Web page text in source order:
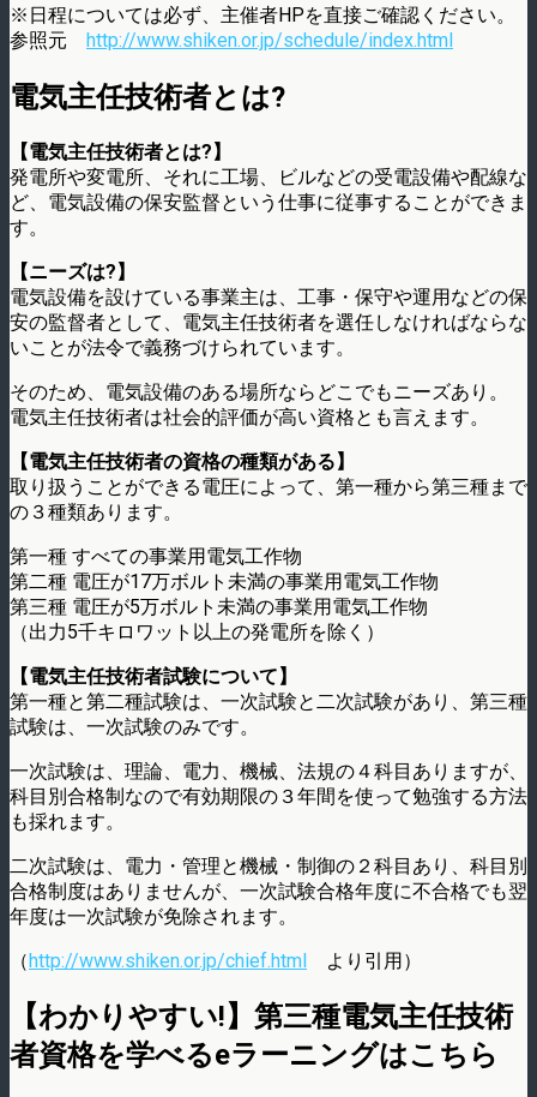
※日程については必ず、主催者HPを直接ご確認ください。
参照元 http://www.shiken.or.jp/schedule/index.html
電気主任技術者とは?
【電気主任技術者とは?】
発電所や変電所、それに工場、ビルなどの受電設備や配線な
ど、電気設備の保安監督という仕事に従事することができま
す。
【ニーズは?】
電気設備を設けている事業主は、工事・保守や運用などの保
安の監督者として、電気主任技術者を選任しなければならな
いことが法令で義務づけられています。
そのため、電気設備のある場所ならどこでもニーズあり。
電気主任技術者は社会的評価が高い資格とも言えます。
【電気主任技術者の資格の種類がある】
取り扱うことができる電圧によって、第一種から第三種まで
の３種類あります。
第一種 すべての事業用電気工作物
第二種 電圧が17万ボルト未満の事業用電気工作物
第三種 電圧が5万ボルト未満の事業用電気工作物
（出力5千キロワット以上の発電所を除く）
【電気主任技術者試験について】
第一種と第二種試験は、一次試験と二次試験があり、第三種
試験は、一次試験のみです。
一次試験は、理論、電力、機械、法規の４科目ありますが、
科目別合格制なので有効期限の３年間を使って勉強する方法
も採れます。
二次試験は、電力・管理と機械・制御の２科目あり、科目別
合格制度はありませんが、一次試験合格年度に不合格でも翌
年度は一次試験が免除されます。
（http://www.shiken.or.jp/chief.html より引用）
【わかりやすい!】第三種電気主任技術
者資格を学べるeラーニングはこちら